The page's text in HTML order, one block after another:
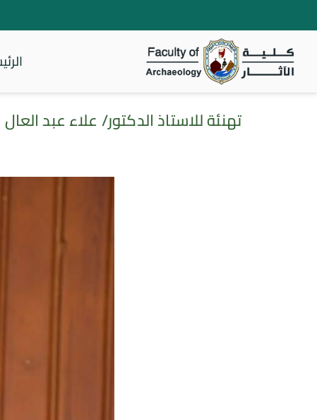
تهنئة للاستاذ الدكتور/ علاء عبد العال